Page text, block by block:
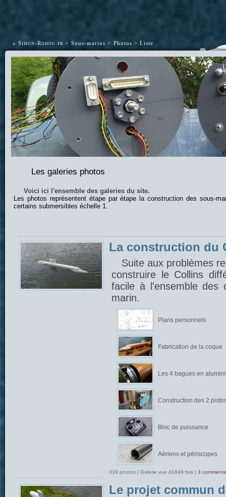
• Simon-Rohou.fr Sous-marins Photos Liste
Les galeries photos
Voici ici l'ensemble des galeries du site.
Les photos représentent étape par étape la construction des sous-
certains submersibles échelle 1.
La construction du
Suite aux problèmes
construire le Collins
facile à l'ensemble des
marin.
Plans personnels
Fabrication de la coque
Les 4 bagues en
Construction des 2
Bloc de puissance
Aériens et périscopes
319 photos | Galerie vue 41849 fois | 3
Le projet commun